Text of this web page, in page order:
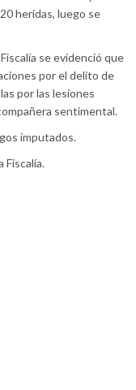
heridas, luego se
se evidenció que
por el delito de
por las lesiones
sentimental.
imputados.
Fiscalía.